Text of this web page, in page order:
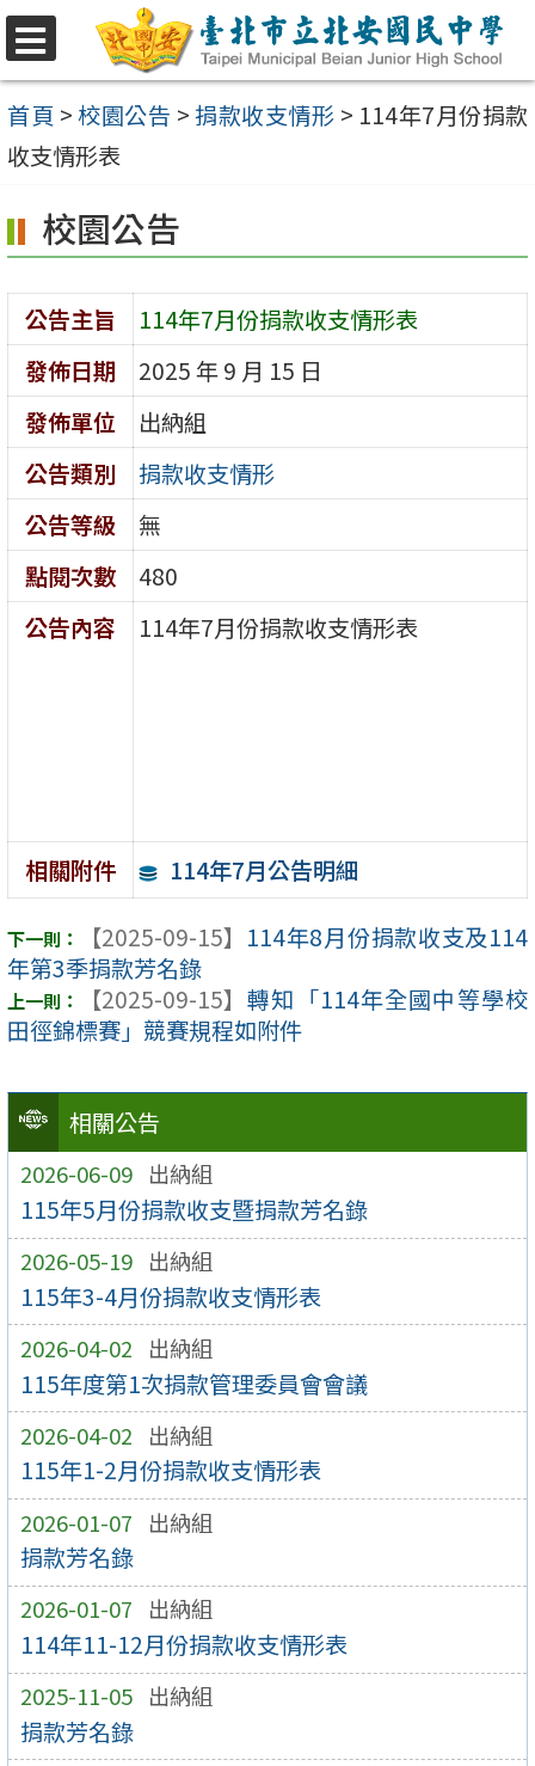
選
單
跳
至
主
要
容
區
首頁 >校園公告 >捐款收支情形 > 114年7月份捐款
收支情形表
相關公告
2026-06-09 出納組
115年5月份捐款收支暨捐款芳名錄
2026-05-19 出納組
115年3-4月份捐款收支情形表
2026-04-02 出納組
115年度第1次捐款管理委員會會議
2026-04-02 出納組
115年1-2月份捐款收支情形表
2026-01-07 出納組
捐款芳名錄
2026-01-07 出納組
114年11-12月份捐款收支情形表
2025-11-05 出納組
捐款芳名錄
校園公告
公告主旨
114年7月份捐款收支情形表
發佈日期
2025 年 9 月 15 日
發佈單位
出納組
公告類別
捐款收支情形
公告等級
無
點閱次數
480
公告內容
114年7月份捐款收支情形表
相關附件 114年7月公告明細
【2025-09-15】 114年8月份捐款收支及114
年第3季捐款芳名錄
【2025-09-15】 轉知「114年全國中等學校
田徑錦標賽」競賽規程如附件